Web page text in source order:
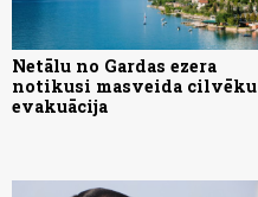
Netālu no Gardas ezera
notikusi masveida cilvēku
evakuācija